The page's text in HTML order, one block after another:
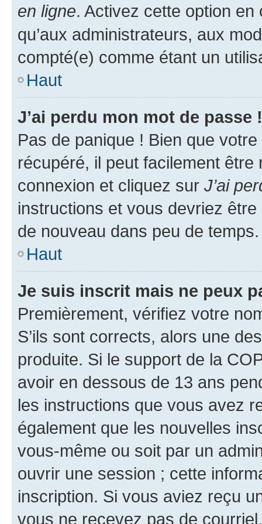
en ligne. Activez cette option
qu’aux administrateurs, aux
compté(e) comme étant un
Haut
J’ai perdu mon mot de passe !
Pas de panique ! Bien que
récupéré, il peut facilement
connexion et cliquez sur J’ai
instructions et vous devriez
de nouveau dans peu de temps.
Haut
Je suis inscrit mais ne peux
Premièrement, vérifiez votre
S’ils sont corrects, alors une
produite. Si le support de la
avoir en dessous de 13 ans
les instructions que vous avez
également que les nouvelles
vous-même ou soit par un
ouvrir une session ; cette
inscription. Si vous aviez reçu
vous ne recevez pas de